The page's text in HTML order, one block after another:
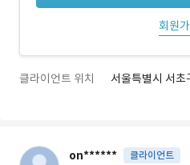
회원
클라이언트 위치 서울특별시 서초
on****** 클라이언트